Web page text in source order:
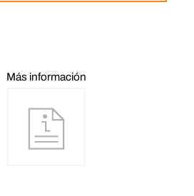
Más información